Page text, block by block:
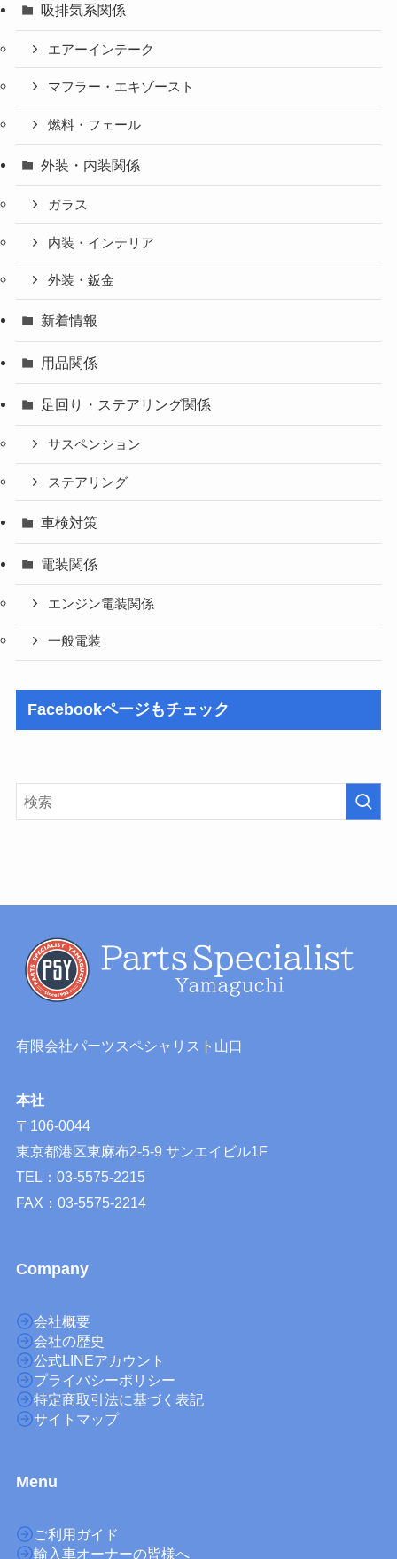
吸排気系関係
エアーインテーク
マフラー・エキゾースト
燃料・フェール
外装・内装関係
ガラス
内装・インテリア
外装・鈑金
新着情報
用品関係
足回り・ステアリング関係
サスペンション
ステアリング
車検対策
電装関係
エンジン電装関係
一般電装
Facebookページもチェック
有限会社パーツスペシャリスト山口
本社
〒106-0044
東京都港区東麻布2-5-9 サンエイビル1F
TEL：03-5575-2215
FAX：03-5575-2214
Company
会社概要
会社の歴史
公式LINEアカウント
プライバシーポリシー
特定商取引法に基づく表記
サイトマップ
Menu
ご利用ガイド
輸入車オーナーの皆様へ